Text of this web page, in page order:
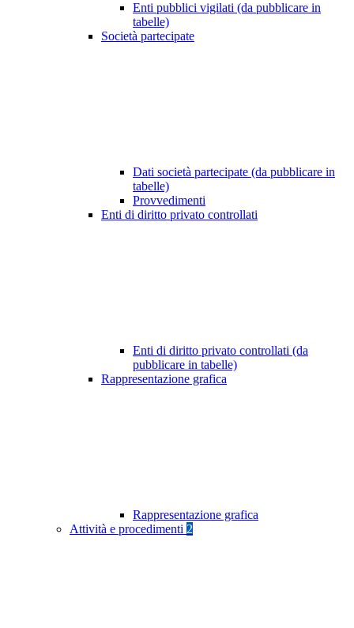
Enti pubblici vigilati (da pubblicare in
tabelle)
Società partecipate
Dati società partecipate (da pubblicare in
tabelle)
Provvedimenti
Enti di diritto privato controllati
Enti di diritto privato controllati (da
pubblicare in tabelle)
Rappresentazione grafica
Rappresentazione grafica
Attività e procedimenti 2